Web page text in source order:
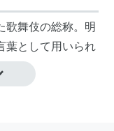
歌舞伎の総称。明
葉として用いられ